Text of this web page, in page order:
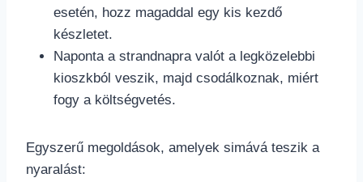
esetén, hozz magaddal egy kis kezdő
készletet.
Naponta a strandnapra valót a legközelebbi
kioszkból veszik, majd csodálkoznak, miért
fogy a költségvetés.
Egyszerű megoldások, amelyek simává teszik a
nyaralást: